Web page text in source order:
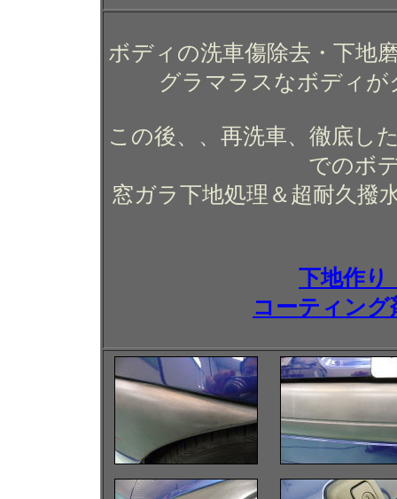
ボディの洗車傷除去・下地
グラマラスなボディ
この後、、再洗車、徹底し
でのボ
窓ガラ下地処理＆超耐久撥
下地作り
コーティン